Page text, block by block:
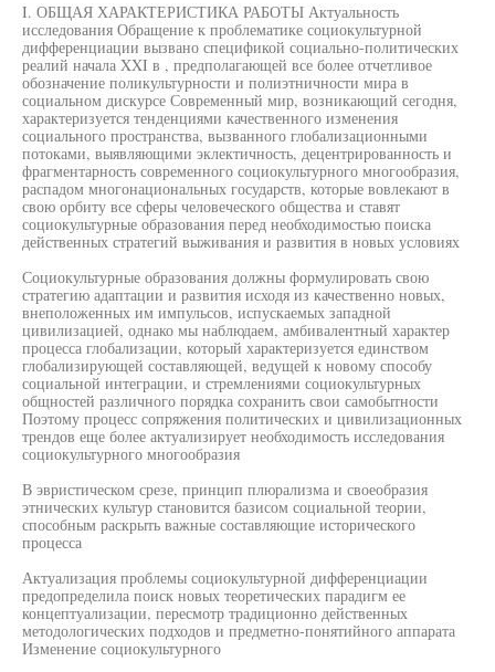
I. ОБЩАЯ ХАРАКТЕРИСТИКА РАБОТЫ Актуальность
исследования Обращение к проблематике социокультурной
дифференциации вызвано спецификой социально-политических
реалий начала XXI в , предполагающей все более отчетливое
обозначение поликультурности и полиэтничности мира в
социальном дискурсе Современный мир, возникающий сегодня,
характеризуется тенденциями качественного изменения
социального пространства, вызванного глобализационными
потоками, выявляющими эклектичность, децентрированность и
фрагментарность современного социокультурного многообразия,
распадом многонациональных государств, которые вовлекают в
свою орбиту все сферы человеческого общества и ставят
социокультурные образования перед необходимостью поиска
действенных стратегий выживания и развития в новых условиях
Социокультурные образования должны формулировать свою
стратегию адаптации и развития исходя из качественно новых,
внеположенных им импульсов, испускаемых западной
цивилизацией, однако мы наблюдаем, амбивалентный характер
процесса глобализации, который характеризуется единством
глобализирующей составляющей, ведущей к новому способу
социальной интеграции, и стремлениями социокультурных
общностей различного порядка сохранить свои самобытности
Поэтому процесс сопряжения политических и цивилизационных
трендов еще более актуализирует необходимость исследования
социокультурного многообразия
В эвристическом срезе, принцип плюрализма и своеобразия
этнических культур становится базисом социальной теории,
способным раскрыть важные составляющие исторического
процесса
Актуализация проблемы социокультурной дифференциации
предопределила поиск новых теоретических парадигм ее
концептуализации, пересмотр традиционно действенных
методологических подходов и предметно-понятийного аппарата
Изменение социокультурного